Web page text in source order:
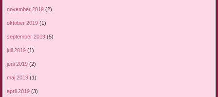
november 2019(2)
oktober 2019(1)
september 2019(5)
juli 2019(1)
juni 2019(2)
maj 2019(1)
april 2019(3)